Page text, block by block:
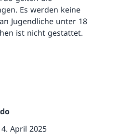
Es werden keine
Jugendliche unter 18
ist nicht gestattet.
April 2025